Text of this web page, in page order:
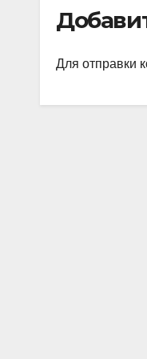
Для отправки